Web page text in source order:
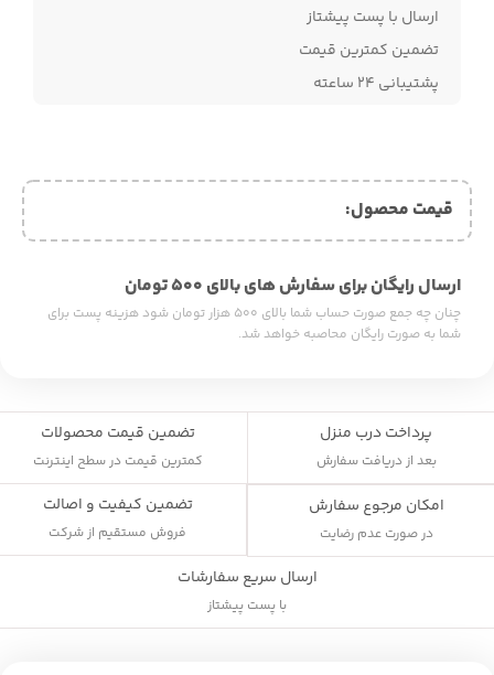
ارسال با پست پیشتاز
تضمین کمترین قیمت
پشتیبانی ۲۴ ساعته
قیمت محصول:​
ارسال رایگان برای سفارش های بالای ۵۰۰ تومان
چنان چه جمع صورت حساب شما بالای ۵۰۰ هزار تومان شود هزینه پست برای
شما به صورت رایگان محاصبه خواهد شد.
پرداخت درب منزل
بعد از دریافت سفارش
تضمین قیمت محصولات
کمترین قیمت در سطح اینترنت
امکان مرجوع سفارش
در صورت عدم رضایت
تضمین کیفیت و اصالت
فروش مستقیم از شرکت
ارسال سریع سفارشات
با پست پیشتاز